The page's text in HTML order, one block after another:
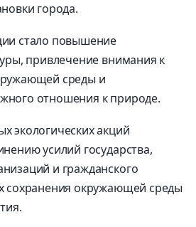
города.
стало повышение
привлечение внимания к
среды и
отношения к природе.
экологических акций
усилий государства,
и гражданского
сохранения окружающей среды